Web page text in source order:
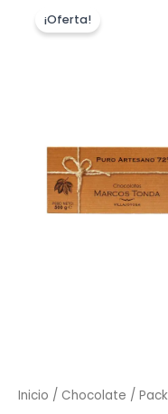
¡Oferta!
Inicio / Chocolate /
precio